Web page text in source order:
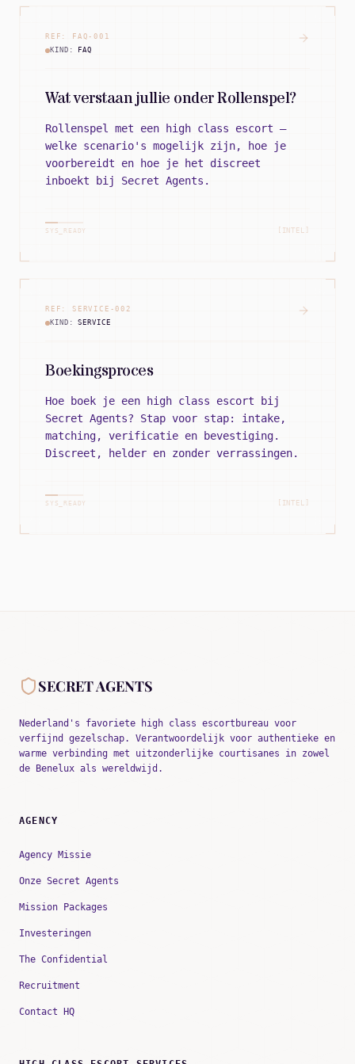
REF: FAQ -001
KIND:
FAQ
Wat verstaan jullie onder Rollenspel?
Rollenspel met een high class escort —
welke scenario's mogelijk zijn, hoe je
voorbereidt en hoe je het discreet
inboekt bij Secret Agents.
SYS_READY [INTEL]
REF: SERVICE -002
KIND:SERVICE
Boekingsproces
Hoe boek je een high class escort bij
Secret Agents? Stap voor stap: intake,
matching, verificatie en bevestiging.
Discreet, helder en zonder verrassingen.
SYS_READY [INTEL]
SECRET AGENTS
Nederland's favoriete high class escortbureau voor
verfijnd gezelschap. Verantwoordelijk voor authentieke en
warme verbinding met uitzonderlijke courtisanes in zowel
de Benelux als wereldwijd.
AGENCY
Agency Missie
Onze Secret Agents
Mission Packages
Investeringen
The Confidential
Recruitment
Contact HQ